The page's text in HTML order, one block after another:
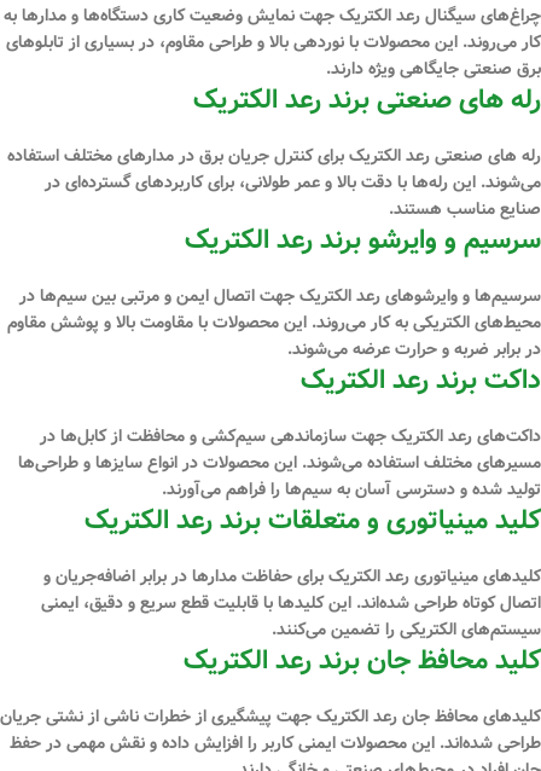
چراغ‌های سیگنال رعد الکتریک جهت نمایش وضعیت کاری دستگاه‌ها و مدارها به
کار می‌روند. این محصولات با نوردهی بالا و طراحی مقاوم، در بسیاری از تابلوهای
برق صنعتی جایگاهی ویژه دارند.
رله ‌های صنعتی برند رعد الکتریک
رله ‌های صنعتی رعد الکتریک برای کنترل جریان برق در مدارهای مختلف استفاده
می‌شوند. این رله‌ها با دقت بالا و عمر طولانی، برای کاربردهای گسترده‌ای در
صنایع مناسب هستند.
سرسیم و وایرشو برند رعد الکتریک
سرسیم‌ها و وایرشوهای رعد الکتریک جهت اتصال ایمن و مرتبی بین سیم‌ها در
محیط‌های الکتریکی به کار می‌روند. این محصولات با مقاومت بالا و پوشش مقاوم
در برابر ضربه و حرارت عرضه می‌شوند.
داکت برند رعد الکتریک
داکت‌های رعد الکتریک جهت سازماندهی سیم‌کشی و محافظت از کابل‌ها در
مسیرهای مختلف استفاده می‌شوند. این محصولات در انواع سایزها و طراحی‌ها
تولید شده و دسترسی آسان به سیم‌ها را فراهم می‌آورند.
کلید مینیاتوری و متعلقات برند رعد الکتریک
کلیدهای مینیاتوری رعد الکتریک برای حفاظت مدارها در برابر اضافه‌جریان و
اتصال کوتاه طراحی شده‌اند. این کلیدها با قابلیت قطع سریع و دقیق، ایمنی
سیستم‌های الکتریکی را تضمین می‌کنند.
کلید محافظ جان برند رعد الکتریک
کلیدهای محافظ جان رعد الکتریک جهت پیشگیری از خطرات ناشی از نشتی جریان
طراحی شده‌اند. این محصولات ایمنی کاربر را افزایش داده و نقش مهمی در حفظ